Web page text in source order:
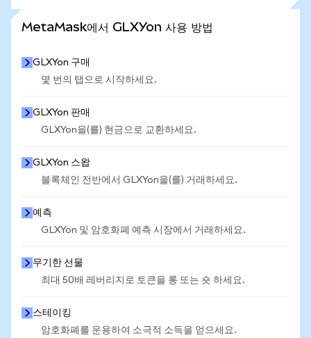
MetaMask에서 GLXYon 사용 방법
GLXYon 구매
몇 번의 탭으로 시작하세요.
GLXYon 판매
GLXYon을(를) 현금으로 교환하세요.
GLXYon 스왑
블록체인 전반에서 GLXYon을(를) 거래하세요.
예측
GLXYon 및 암호화폐 예측 시장에서 거래하세요.
무기한 선물
최대 50배 레버리지로 토큰을 롱 또는 숏 하세요.
스테이킹
암호화폐를 운용하여 소극적 소득을 얻으세요.